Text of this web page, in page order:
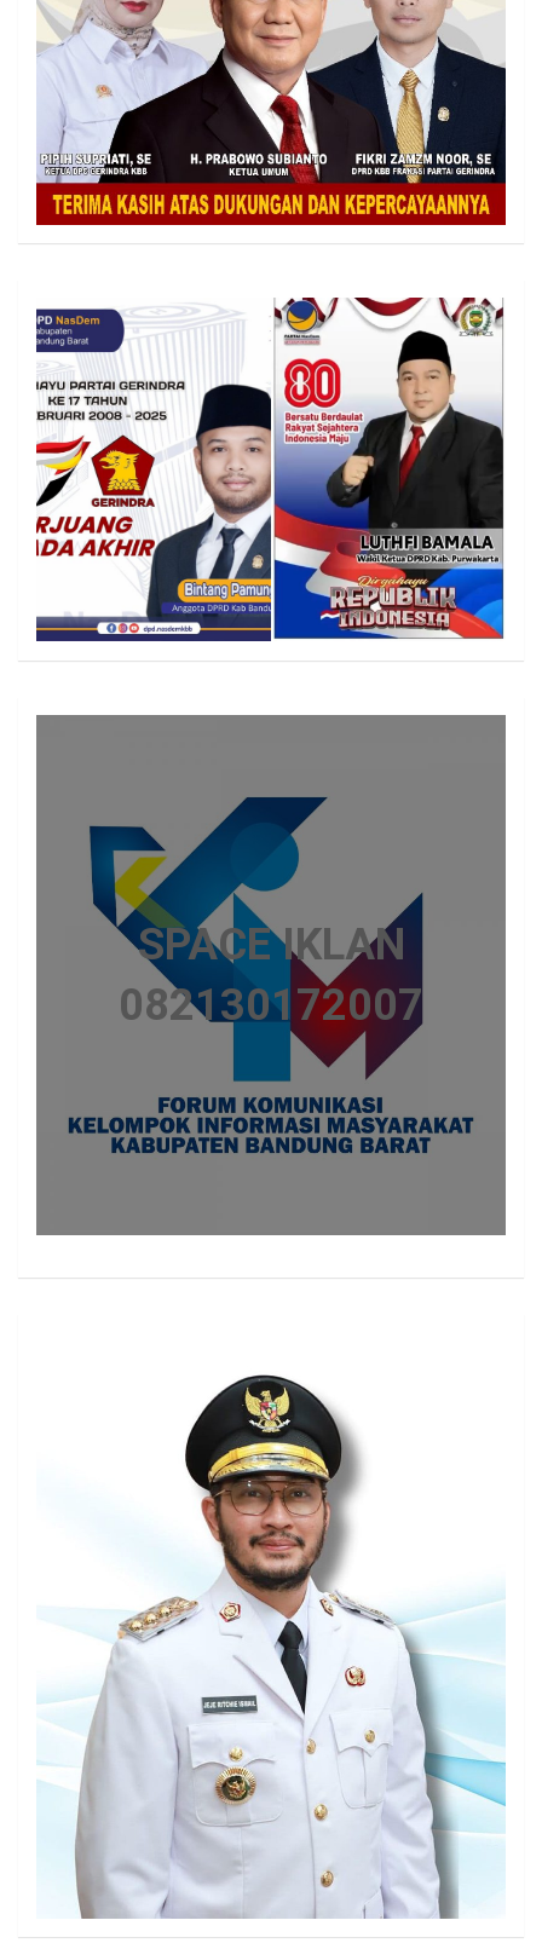
SPACE IKLAN
082130172007